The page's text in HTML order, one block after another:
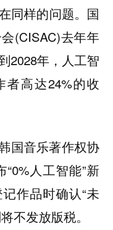
同样的问题。国
(CISAC)去年年
2028年，人工智
者高达24%的收
国音乐著作权协
人工智能”新
作品时确认“未
不发放版税。